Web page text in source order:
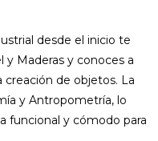
desde el inicio te
y Maderas y conoces a
creación de objetos. La
y Antropometría, lo
funcional y cómodo para